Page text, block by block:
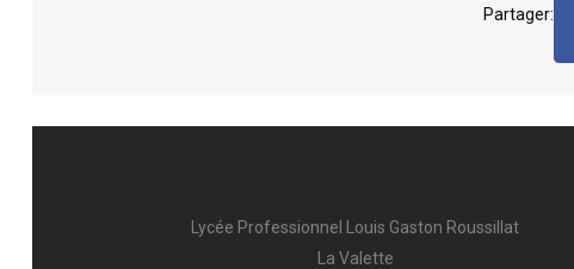
Partager:
Lycée Professionnel Louis Gaston Roussillat
La Valette